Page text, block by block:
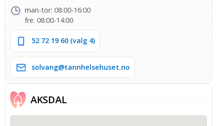
man-tor: 08:00-16:00
fre: 08:00-14:00
52 72 19 60 (valg 4)
solvang@tannhelsehuset.no
AKSDAL